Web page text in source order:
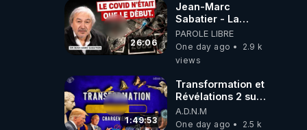
26:06
Jean-Marc
Sabatier - La
Covid-19 n'a été
que le début -
L'ARNm &
où auront-t-il ?
PAROLE LIBRE
One day ago
2.9 k
views
1:49:53
Transformation et
Révélations 2 sur
2 - live du
07/08/26
A.D.N.M
One day ago
2.5 k